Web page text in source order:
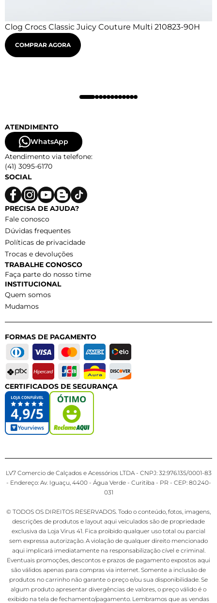
Clog Crocs Classic Juicy Couture Multi 210823-90H
COMPRAR AGORA
ATENDIMENTO
WhatsApp
Atendimento via telefone:
(41) 3095-6170
SOCIAL
PRECISA DE AJUDA?
Fale conosco
Dúvidas frequentes
Políticas de privacidade
Trocas e devoluções
TRABALHE CONOSCO
Faça parte do nosso time
INSTITUCIONAL
Quem somos
Mudamos
FORMAS DE PAGAMENTO
CERTIFICADOS DE SEGURANÇA
LV7 Comercio de Calçados e Acessórios LTDA - CNPJ: 32.976.135/0001-83
- Endereço: Av. Iguaçu, 4400 - Água Verde - Curitiba - PR - CEP: 80.240-
031
© TODOS OS DIREITOS RESERVADOS. Todo o conteúdo, fotos, imagens,
descrições de produtos e layout aqui veiculados são de propriedade
exclusiva da Loja Virus 41. Fica proibido qualquer uso total ou parcial
sem expressa autorização. A violação de qualquer direito mencionado
aqui implicará imediatamente na responsabilização cível e criminal.
Eventuais promoções, descontos e prazos de pagamento expostos aqui
são válidos apenas para compras via internet. Somente a inclusão de
produtos no carrinho não garante o preço e/ou sua disponibilidade. Se
algum produto apresentar divergências de valores, o preço válido é o
exibido na tela de fechamento/pagamento. Lembramos que as vendas